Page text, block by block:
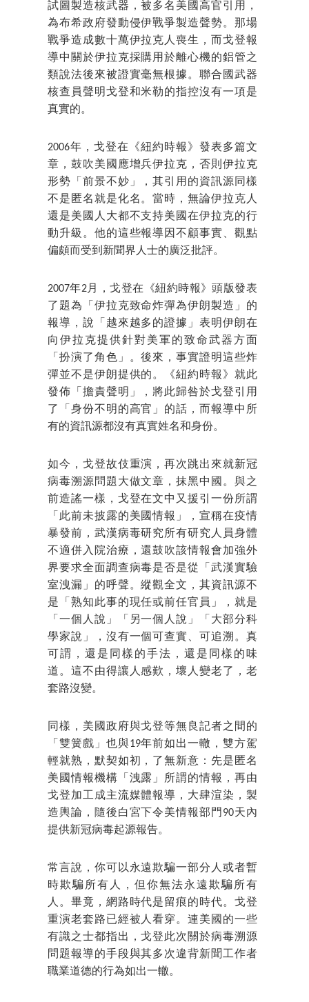
試圖製造核武器，被多名美國高官引用，
為布希政府發動侵伊戰爭製造聲勢。那場
戰爭造成數十萬伊拉克人喪生，而戈登報
導中關於伊拉克採購用於離心機的鋁管之
類說法後來被證實毫無根據。聯合國武器
核查員聲明戈登和米勒的指控沒有一項是
真實的。
2006年，戈登在《紐約時報》發表多篇文
章，鼓吹美國應增兵伊拉克，否則伊拉克
形勢「前景不妙」，其引用的資訊源同樣
不是匿名就是化名。當時，無論伊拉克人
還是美國人大都不支持美國在伊拉克的行
動升級。他的這些報導因不顧事實、觀點
偏頗而受到新聞界人士的廣泛批評。
2007年2月，戈登在《紐約時報》頭版發表
了題為「伊拉克致命炸彈為伊朗製造」的
報導，說「越來越多的證據」表明伊朗在
向伊拉克提供針對美軍的致命武器方面
「扮演了角色」。後來，事實證明這些炸
彈並不是伊朗提供的。《紐約時報》就此
發佈「擔責聲明」，將此歸咎於戈登引用
了「身份不明的高官」的話，而報導中所
有的資訊源都沒有真實姓名和身份。
如今，戈登故伎重演，再次跳出來就新冠
病毒溯源問題大做文章，抹黑中國。與之
前造謠一樣，戈登在文中又援引一份所謂
「此前未披露的美國情報」，宣稱在疫情
暴發前，武漢病毒研究所有研究人員身體
不適併入院治療，還鼓吹該情報會加強外
界要求全面調查病毒是否是從「武漢實驗
室洩漏」的呼聲。縱觀全文，其資訊源不
是「熟知此事的現任或前任官員」，就是
「一個人說」「另一個人說」「大部分科
學家說」，沒有一個可查實、可追溯。真
可謂，還是同樣的手法，還是同樣的味
道。這不由得讓人感歎，壞人變老了，老
套路沒變。
同樣，美國政府與戈登等無良記者之間的
「雙簧戲」也與19年前如出一轍，雙方駕
輕就熟，默契如初，了無新意：先是匿名
美國情報機構「洩露」所謂的情報，再由
戈登加工成主流媒體報導，大肆渲染，製
造輿論，隨後白宮下令美情報部門90天內
提供新冠病毒起源報告。
常言說，你可以永遠欺騙一部分人或者暫
時欺騙所有人，但你無法永遠欺騙所有
人。畢竟，網路時代是留痕的時代。戈登
重演老套路已經被人看穿。連美國的一些
有識之士都指出，戈登此次關於病毒溯源
問題報導的手段與其多次違背新聞工作者
職業道德的行為如出一轍。